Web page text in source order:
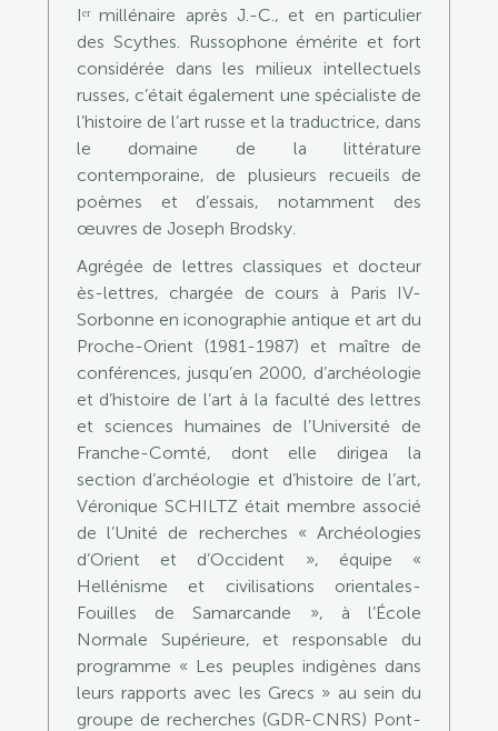
Iᵉʳ millénaire après J.-C., et en particulier
des Scythes. Russophone émérite et fort
considérée dans les milieux intellectuels
russes, c’était également une spécialiste de
l’histoire de l’art russe et la traductrice, dans
le domaine de la littérature
contemporaine, de plusieurs recueils de
poèmes et d’essais, notamment des
œuvres de Joseph Brodsky.
Agrégée de lettres classiques et docteur
ès-lettres, chargée de cours à Paris IV-
Sorbonne en iconographie antique et art du
Proche-Orient (1981-1987) et maître de
conférences, jusqu’en 2000, d’archéologie
et d’histoire de l’art à la faculté des lettres
et sciences humaines de l’Université de
Franche-Comté, dont elle dirigea la
section d’archéologie et d’histoire de l’art,
Véronique SCHILTZ était membre associé
de l’Unité de recherches « Archéologies
d’Orient et d’Occident », équipe «
Hellénisme et civilisations orientales-
Fouilles de Samarcande », à l’École
Normale Supérieure, et responsable du
programme « Les peuples indigènes dans
leurs rapports avec les Grecs » au sein du
groupe de recherches (GDR-CNRS) Pont-